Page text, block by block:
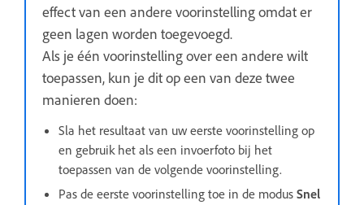
effect van een andere voorinstelling omdat er
geen lagen worden toegevoegd.
Als je één voorinstelling over een andere wilt
toepassen, kun je dit op een van deze twee
manieren doen:
Sla het resultaat van uw eerste voorinstelling op
en gebruik het als een invoerfoto bij het
toepassen van de volgende voorinstelling.
Pas de eerste voorinstelling toe in de modus Snel